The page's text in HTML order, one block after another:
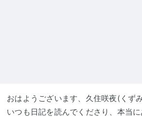
おはようございます、久住咲夜(くず
いつも日記を読んでくださり、本当